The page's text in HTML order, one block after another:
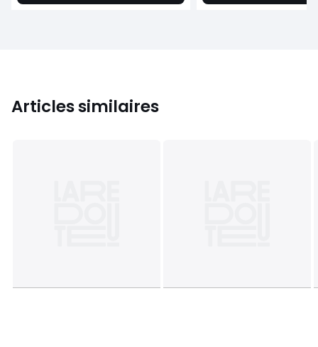
Articles similaires